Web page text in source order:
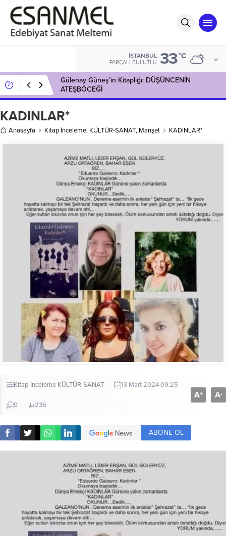
İSTANBUL
PARÇALI BULUTLU 33°C
Gülenay Güneş’in Kitaplığı: DÜŞÜNCENİN
ATEŞBÖCEĞİ
KADINLAR*
Anasayfa Kitap İnceleme, KÜLTÜR-SANAT, Manşet KADINLAR*
Kitap İnceleme KÜLTÜR-SANAT 13 Mart 2024 09:25
0 236
A+ A-
ABONE OL